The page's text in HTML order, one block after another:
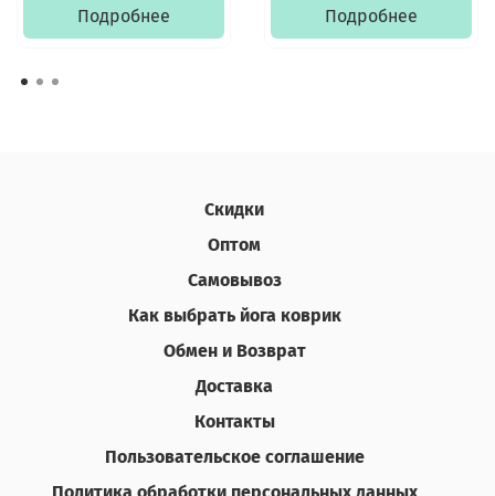
Подробнее Подробнее
Скидки
Оптом
Самовывоз
Как выбрать йога коврик
Обмен и Возврат
Доставка
Контакты
Пользовательское соглашение